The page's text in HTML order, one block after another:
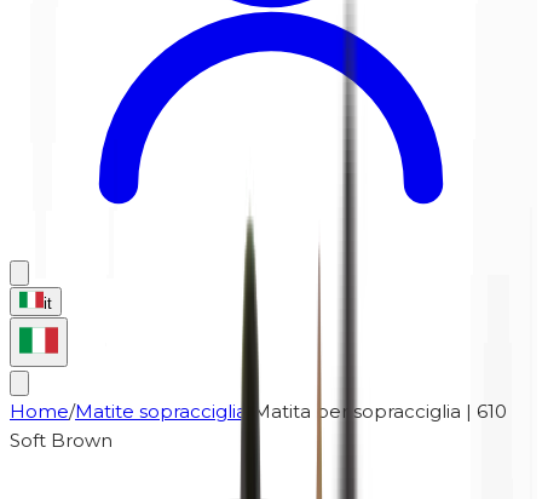
it
Home/Matite sopracciglia
Matita per sopracciglia | 610
Soft Brown